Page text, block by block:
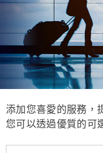
添加您喜愛的服務，
您可以透過優質的可